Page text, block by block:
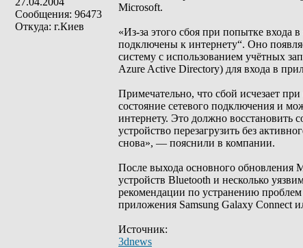
Сообщения: 96473
Откуда: г.Киев
Microsoft.
«Из-за этого сбоя при попытке входа
подключены к интернету“. Оно
систему с использованием учётных
Azure Active Directory) для входа в
Примечательно, что сбой исчезает
состояние сетевого подключения и
интернету. Это должно восстановить
устройство перезагрузить без
снова», — пояснили в компании.
После выхода основного обновления
устройств Bluetooth и несколько
рекомендации по устранению
приложения Samsung Galaxy Connect
Источник:
3dnews